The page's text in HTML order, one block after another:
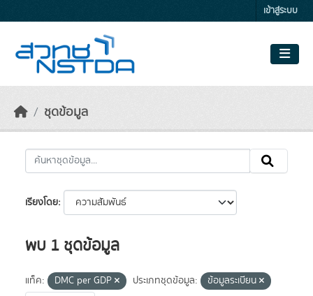
เข้าสู่ระบบ
ชุดข้อมูล
เรียงโดย
พบ 1 ชุดข้อมูล
แท็ค: DMC per GDP ประเภทชุดข้อมูล:
ข้อมูลระเบียน